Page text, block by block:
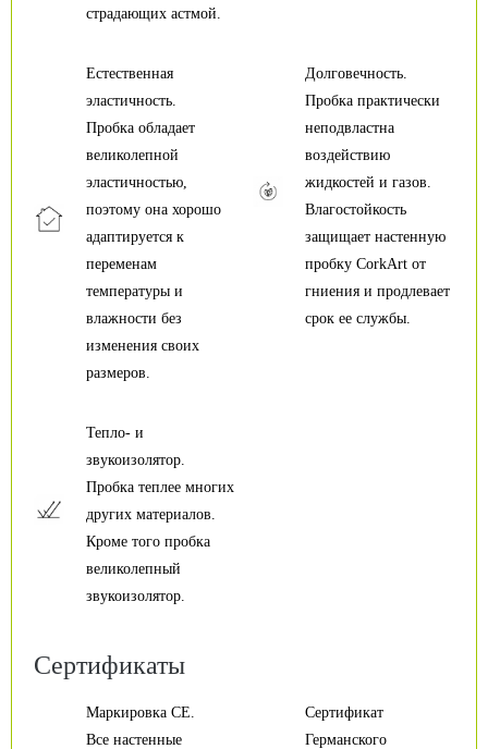
страдающих астмой.
Долговечность.
Пробка практически
неподвластна
воздействию
жидкостей и газов.
Влагостойкость
защищает настенную
пробку CorkArt от
гниения и продлевает
срок ее службы.
Естественная
эластичность.
Пробка обладает
великолепной
эластичностью,
поэтому она хорошо
адаптируется к
переменам
температуры и
влажности без
изменения своих
размеров.
Тепло- и
звукоизолятор.
Пробка теплее многих
других материалов.
Кроме того пробка
великолепный
звукоизолятор.
Сертификаты
Сертификат
Германского
Маркировка CE.
Все настенные